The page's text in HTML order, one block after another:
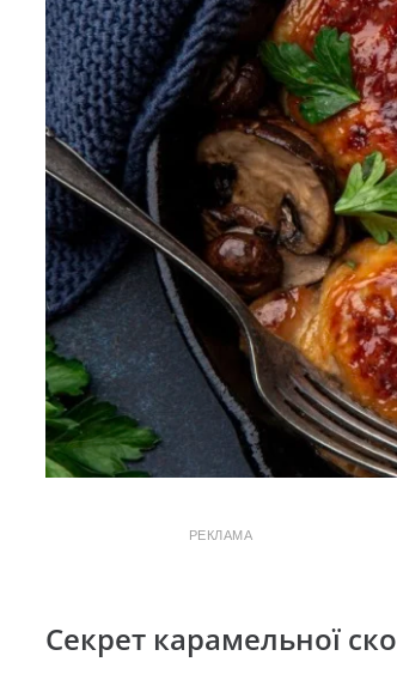
РЕКЛАМА
Секрет карамельної